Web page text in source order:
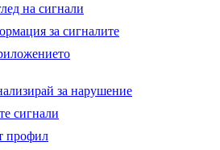
на сигнали
за сигналите
за нарушение
сигнали
профил